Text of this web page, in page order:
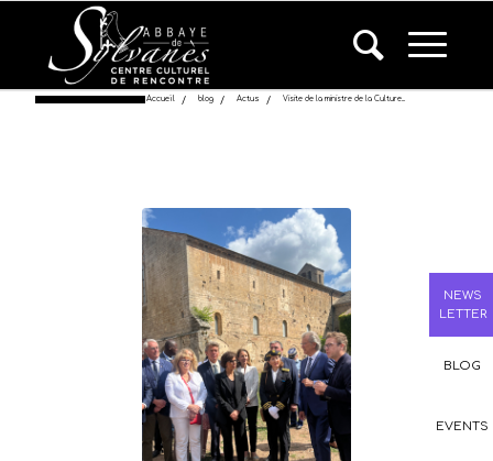
NEWS
LETTER
BLOG
EVENTS
Accueil / blog / Actus / Visite de la ministre de la Culture...